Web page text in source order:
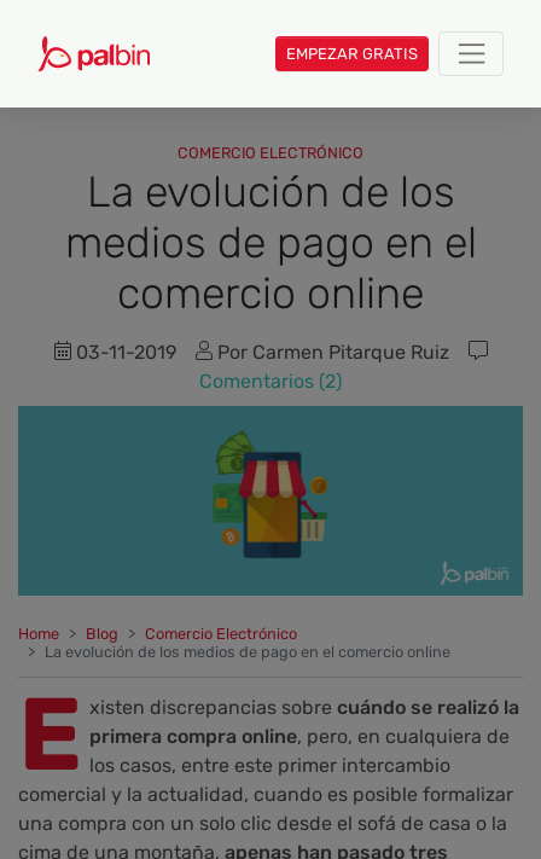
EMPEZAR GRATIS
COMERCIO ELECTRÓNICO
La evolución de los
medios de pago en el
comercio online
03-11-2019
Por Carmen Pitarque Ruiz
Comentarios (2)
Home Blog
Comercio Electrónico
La evolución de los medios de pago en el comercio online
E xisten discrepancias sobre cuándo se realizó la
primera compra online, pero, en cualquiera de
los casos, entre este primer intercambio
comercial y la actualidad, cuando es posible formalizar
una compra con un solo clic desde el sofá de casa o la
cima de una montaña, apenas han pasado tres